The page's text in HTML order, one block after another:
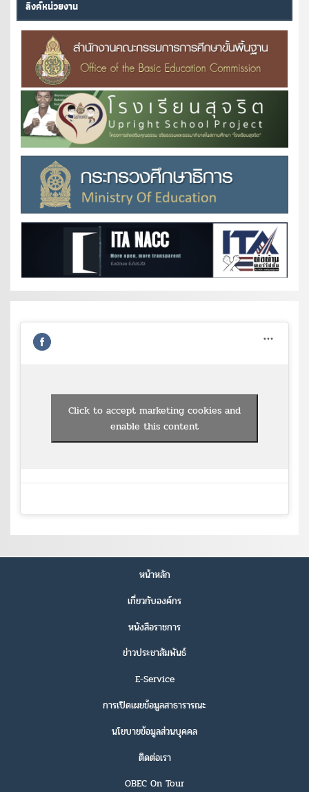
ลิงค์หน่วยงาน
Click to accept marketing cookies and
enable this content
หน้าหลัก
เกี่ยวกับองค์กร
หนังสือราชการ
ข่าวประชาสัมพันธ์
E-Service
การเปิดเผยข้อมูลสาธารารณะ
นโยบายข้อมูลส่วนบุคคล
ติดต่อเรา
OBEC On Tour